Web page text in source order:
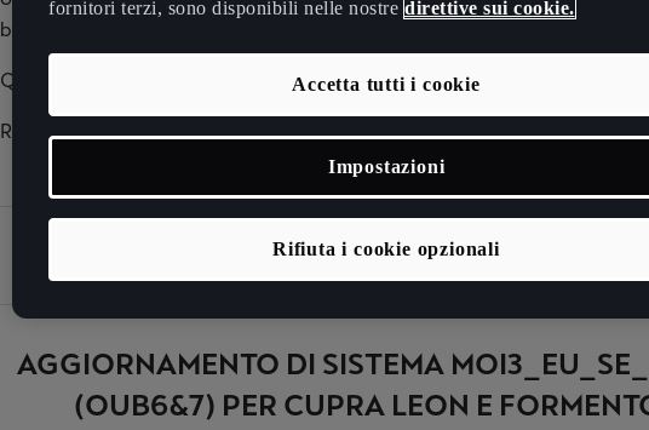
bug.
Questo aggiornamento è pensato appositamente per i veicoli CUPRA
Rilascio da aprile 2022.**
AGGIORNAMENTO DI SISTEMA
(OUB6&7) PER CUPRA LEON E
fornitori terzi, sono disponibili nelle nostre direttive sui cookie.
Rifiuta i cookie opzionali
Accetta tutti i cookie
Impostazioni